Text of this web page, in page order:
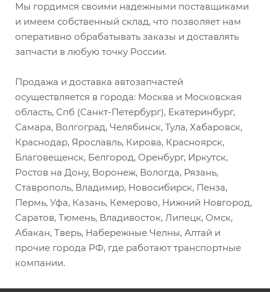
Мы гордимся своими надежными поставщиками
и имеем собственный склад, что позволяет нам
оперативно обрабатывать заказы и доставлять
запчасти в любую точку России.
Продажа и доставка автозапчастей
осуществляется в города: Москва и Московская
область, Спб (Санкт-Петербург), Екатеринбург,
Самара, Волгоград, Челябинск, Тула, Хабаровск,
Краснодар, Ярославль, Кирова, Красноярск,
Благовещенск, Белгород, Оренбург, Иркутск,
Ростов на Дону, Воронеж, Вологда, Рязань,
Ставрополь, Владимир, Новосибирск, Пенза,
Пермь, Уфа, Казань, Кемерово, Нижний Новгород,
Саратов, Тюмень, Владивосток, Липецк, Омск,
Абакан, Тверь, Набережные Челны, Алтай и
прочие города РФ, где работают транспортные
компании.